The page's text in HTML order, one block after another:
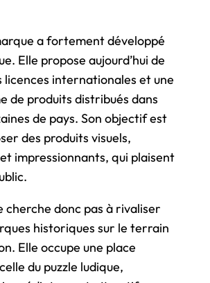
a fortement développé
Elle propose aujourd’hui de
licences internationales et une
de produits distribués dans
de pays. Son objectif est
des produits visuels,
impressionnants, qui plaisent
cherche donc pas à rivaliser
historiques sur le terrain
Elle occupe une place
du puzzle ludique,